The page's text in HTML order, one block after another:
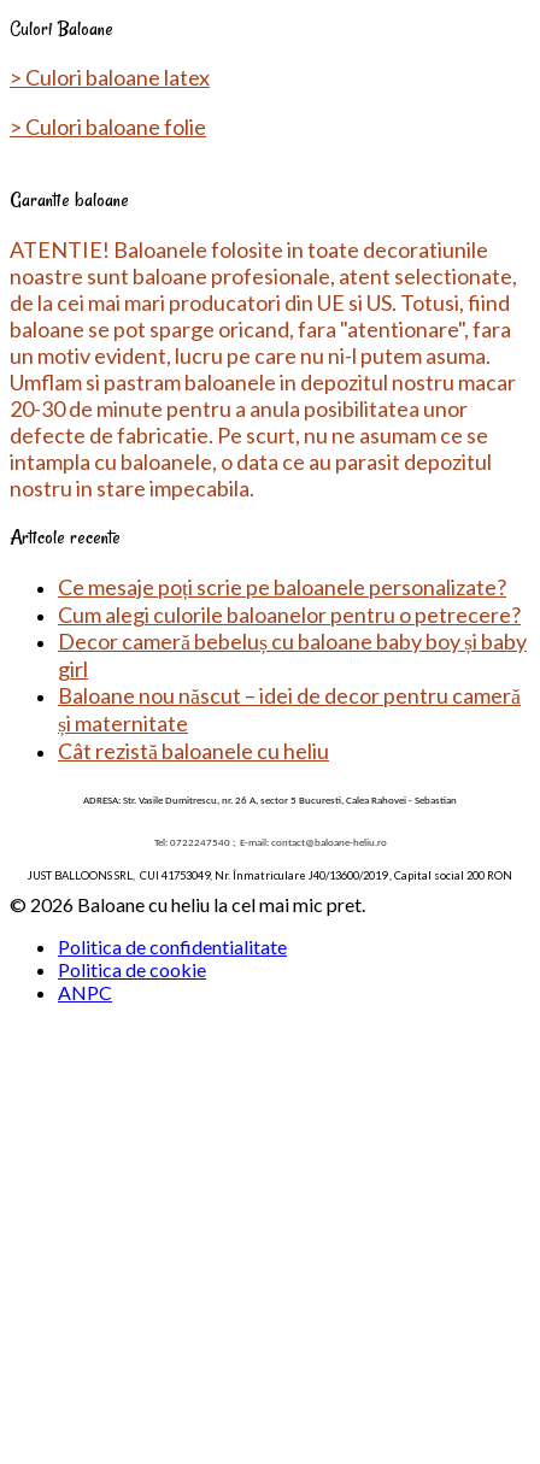
Culori Baloane
> Culori baloane latex
> Culori baloane folie
Garantie baloane
ATENTIE! Baloanele folosite in toate decoratiunile
noastre sunt baloane profesionale, atent selectionate,
de la cei mai mari producatori din UE si US. Totusi, fiind
baloane se pot sparge oricand, fara "atentionare", fara
un motiv evident, lucru pe care nu ni-l putem asuma.
Umflam si pastram baloanele in depozitul nostru macar
20-30 de minute pentru a anula posibilitatea unor
defecte de fabricatie. Pe scurt, nu ne asumam ce se
intampla cu baloanele, o data ce au parasit depozitul
nostru in stare impecabila.
Articole recente
Ce mesaje poți scrie pe baloanele personalizate?
Cum alegi culorile baloanelor pentru o petrecere?
Decor cameră bebeluș cu baloane baby boy și baby
girl
Baloane nou născut – idei de decor pentru cameră
și maternitate
Cât rezistă baloanele cu heliu
ADRESA: Str. Vasile Dumitrescu, nr. 26 A, sector 5 Bucuresti, Calea Rahovei - Sebastian
Tel: 0722247540 ; E-mail: contact@baloane-heliu.ro
JUST BALLOONS SRL, CUI 41753049, Nr. Înmatriculare J40/13600/2019 , Capital social 200 RON
© 2026 Baloane cu heliu la cel mai mic pret.
Politica de confidentialitate
Politica de cookie
ANPC